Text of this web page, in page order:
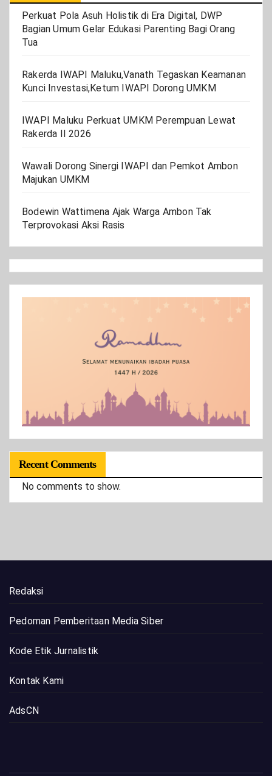
Perkuat Pola Asuh Holistik di Era Digital, DWP
Bagian Umum Gelar Edukasi Parenting Bagi Orang
Tua
Rakerda IWAPI Maluku,Vanath Tegaskan Keamanan
Kunci Investasi,Ketum IWAPI Dorong UMKM
IWAPI Maluku Perkuat UMKM Perempuan Lewat
Rakerda II 2026
Wawali Dorong Sinergi IWAPI dan Pemkot Ambon
Majukan UMKM
Bodewin Wattimena Ajak Warga Ambon Tak
Terprovokasi Aksi Rasis
Recent Comments
No comments to show.
Redaksi
Pedoman Pemberitaan Media Siber
Kode Etik Jurnalistik
Kontak Kami
AdsCN